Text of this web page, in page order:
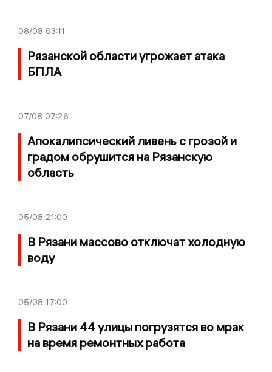
08/08 03:11
Рязанской области угрожает атака
БПЛА
07/08 07:26
Апокалипсический ливень с грозой и
градом обрушится на Рязанскую
область
05/08 21:00
В Рязани массово отключат холодную
воду
05/08 17:00
В Рязани 44 улицы погрузятся во мрак
на время ремонтных работа